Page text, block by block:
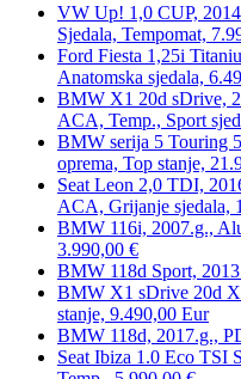
VW Up! 1,0 CUP,
Sjedala, Tempomat,
Ford Fiesta 1,25i
Anatomska sjedala,
BMW X1 20d sDrive,
ACA, Temp., Sport
BMW serija 5 Touring
oprema, Top stanje,
Seat Leon 2,0 TDI,
ACA, Grijanje sjedala,
BMW 116i, 2007.g.,
3.990,00 €
BMW 118d Sport,
BMW X1 sDrive 20d
stanje, 9.490,00 Eur
BMW 118d, 2017.g.,
Seat Ibiza 1.0 Eco TSI